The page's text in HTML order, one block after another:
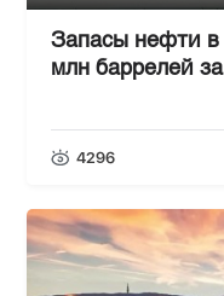
Запасы нефти
млн баррелей
4296